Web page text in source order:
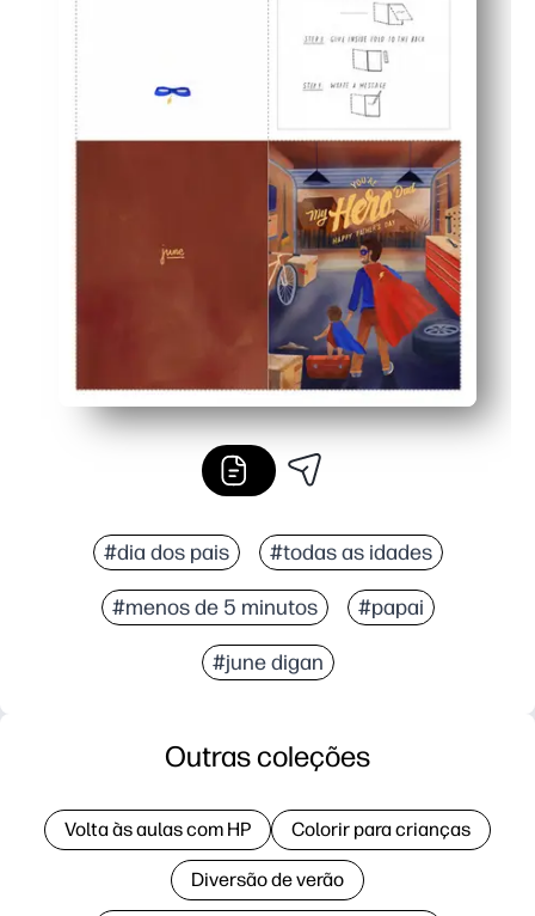
#dia dos pais #todas as idades
#menos de 5 minutos #papai
#june digan
Outras coleções
Volta às aulas com HP Colorir para crianças
Diversão de verão